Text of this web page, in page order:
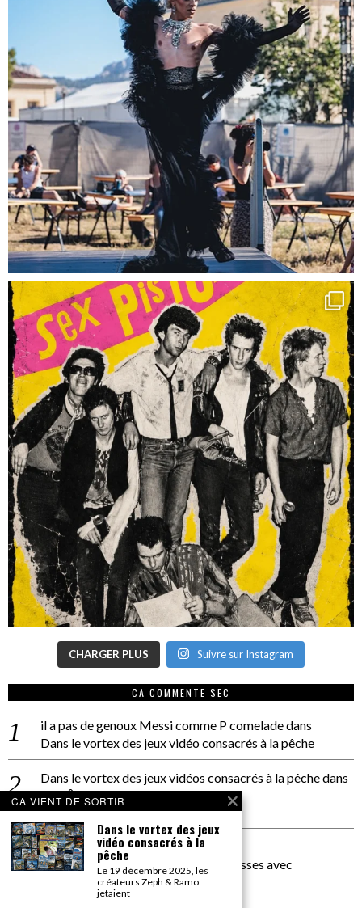
CHARGER PLUS Suivre sur Instagram
CA COMMENTE SEC
il a pas de genoux Messi comme P comeladedans
Dans le vortex des jeux vidéo consacrés à la pêche
Dans le vortex des jeux vidéos consacrés à la pêchedans
PACÔME THIELLEMENT
La séance d’Hip Gnose
La Patrie
dans
On a parlé Dolce Vita et lutte des classes avec
Bernardino Femminielli
CA VIENT DE SORTIR
Dans le vortex des jeux
vidéo consacrés à la
pêche
Le 19 décembre 2025, les
créateurs Zeph & Ramo
jetaient